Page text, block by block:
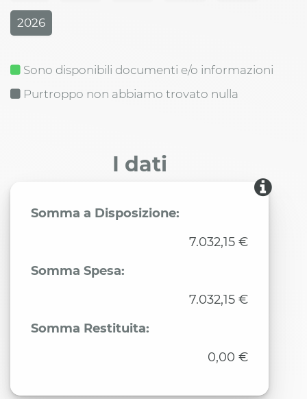
2026
Sono disponibili documenti e/o informazioni
Purtroppo non abbiamo trovato nulla
I dati
Somma a Disposizione:
7.032,15 €
Somma Spesa:
7.032,15 €
Somma Restituita:
0,00 €